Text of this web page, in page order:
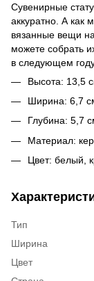
Сувенирные
аккуратно. А как
вязанные вещи
можете собрать
в следующем
Высота: 13,5
Ширина: 6,7
Глубина: 5,7
Материал:
Цвет: белый,
Тип
Ширина
Цвет